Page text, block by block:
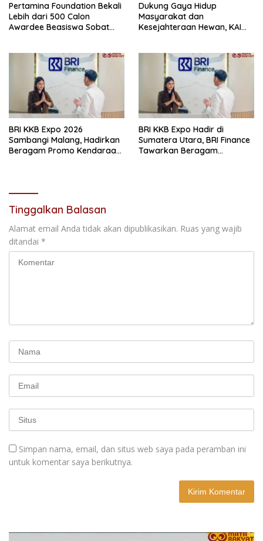
Pertamina Foundation Bekali
Lebih dari 500 Calon
Awardee Beasiswa Sobat
Dukung Gaya Hidup
Masyarakat dan
Kesejahteraan Hewan, KAI
Semester I 2026
BRI KKB Expo 2026
Sambangi Malang, Hadirkan
Beragam Promo Kendaraan
BRI KKB Expo Hadir di
Sumatera Utara, BRI Finance
Tawarkan Beragam
Tinggalkan Balasan
Alamat email Anda tidak akan dipublikasikan. Ruas yang wajib
ditandai *
Simpan nama, email, dan situs web saya pada peramban ini
untuk komentar saya berikutnya.